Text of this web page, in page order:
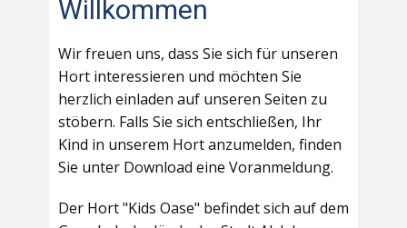
Willkommen
Wir freuen uns, dass Sie sich für unseren
Hort interessieren und möchten Sie
herzlich einladen auf unseren Seiten zu
stöbern. Falls Sie sich entschließen, Ihr
Kind in unserem Hort anzumelden, finden
Sie unter Download eine Voranmeldung.
Der Hort "Kids Oase" befindet sich auf dem